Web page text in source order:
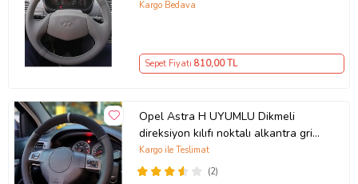
Kargo Bedava
Sepet Fiyatı 810,00 TL
Opel Astra H UYUMLU Dikmeli
direksiyon kılıfı noktalı alkantra gri
yüzüklü ( 38×10.5CM )
(2)
Kargo ile Teslimat